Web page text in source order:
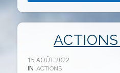
15 AOÛT 2022
IN ACTIONS